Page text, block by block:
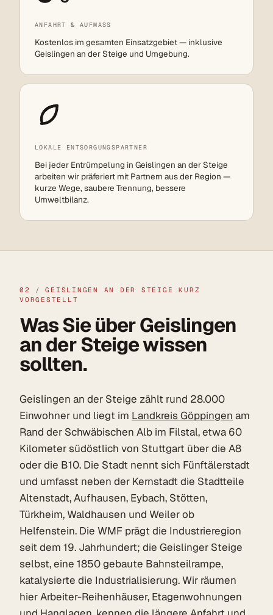
ANFAHRT & AUFMASS
Kostenlos im gesamten Einsatzgebiet — inklusive
Geislingen an der Steige und Umgebung.
LOKALE ENTSORGUNGSPARTNER
Bei jeder Entrümpelung in Geislingen an der Steige
arbeiten wir präferiert mit Partnern aus der Region —
kurze Wege, saubere Trennung, bessere
Umweltbilanz.
02 /
GEISLINGEN AN DER STEIGE KURZ
VORGESTELLT
Was Sie über Geislingen
an der Steige wissen
sollten.
Geislingen an der Steige zählt rund 28.000
Einwohner und liegt im Landkreis Göppingen am
Rand der Schwäbischen Alb im Filstal, etwa 60
Kilometer südöstlich von Stuttgart über die A8
oder die B10. Die Stadt nennt sich Fünftälerstadt
und umfasst neben der Kernstadt die Stadtteile
Altenstadt, Aufhausen, Eybach, Stötten,
Türkheim, Waldhausen und Weiler ob
Helfenstein. Die WMF prägt die Industrieregion
seit dem 19. Jahrhundert; die Geislinger Steige
selbst, eine 1850 gebaute Bahnsteilrampe,
katalysierte die Industrialisierung. Wir räumen
hier Arbeiter-Reihenhäuser, Etagenwohnungen